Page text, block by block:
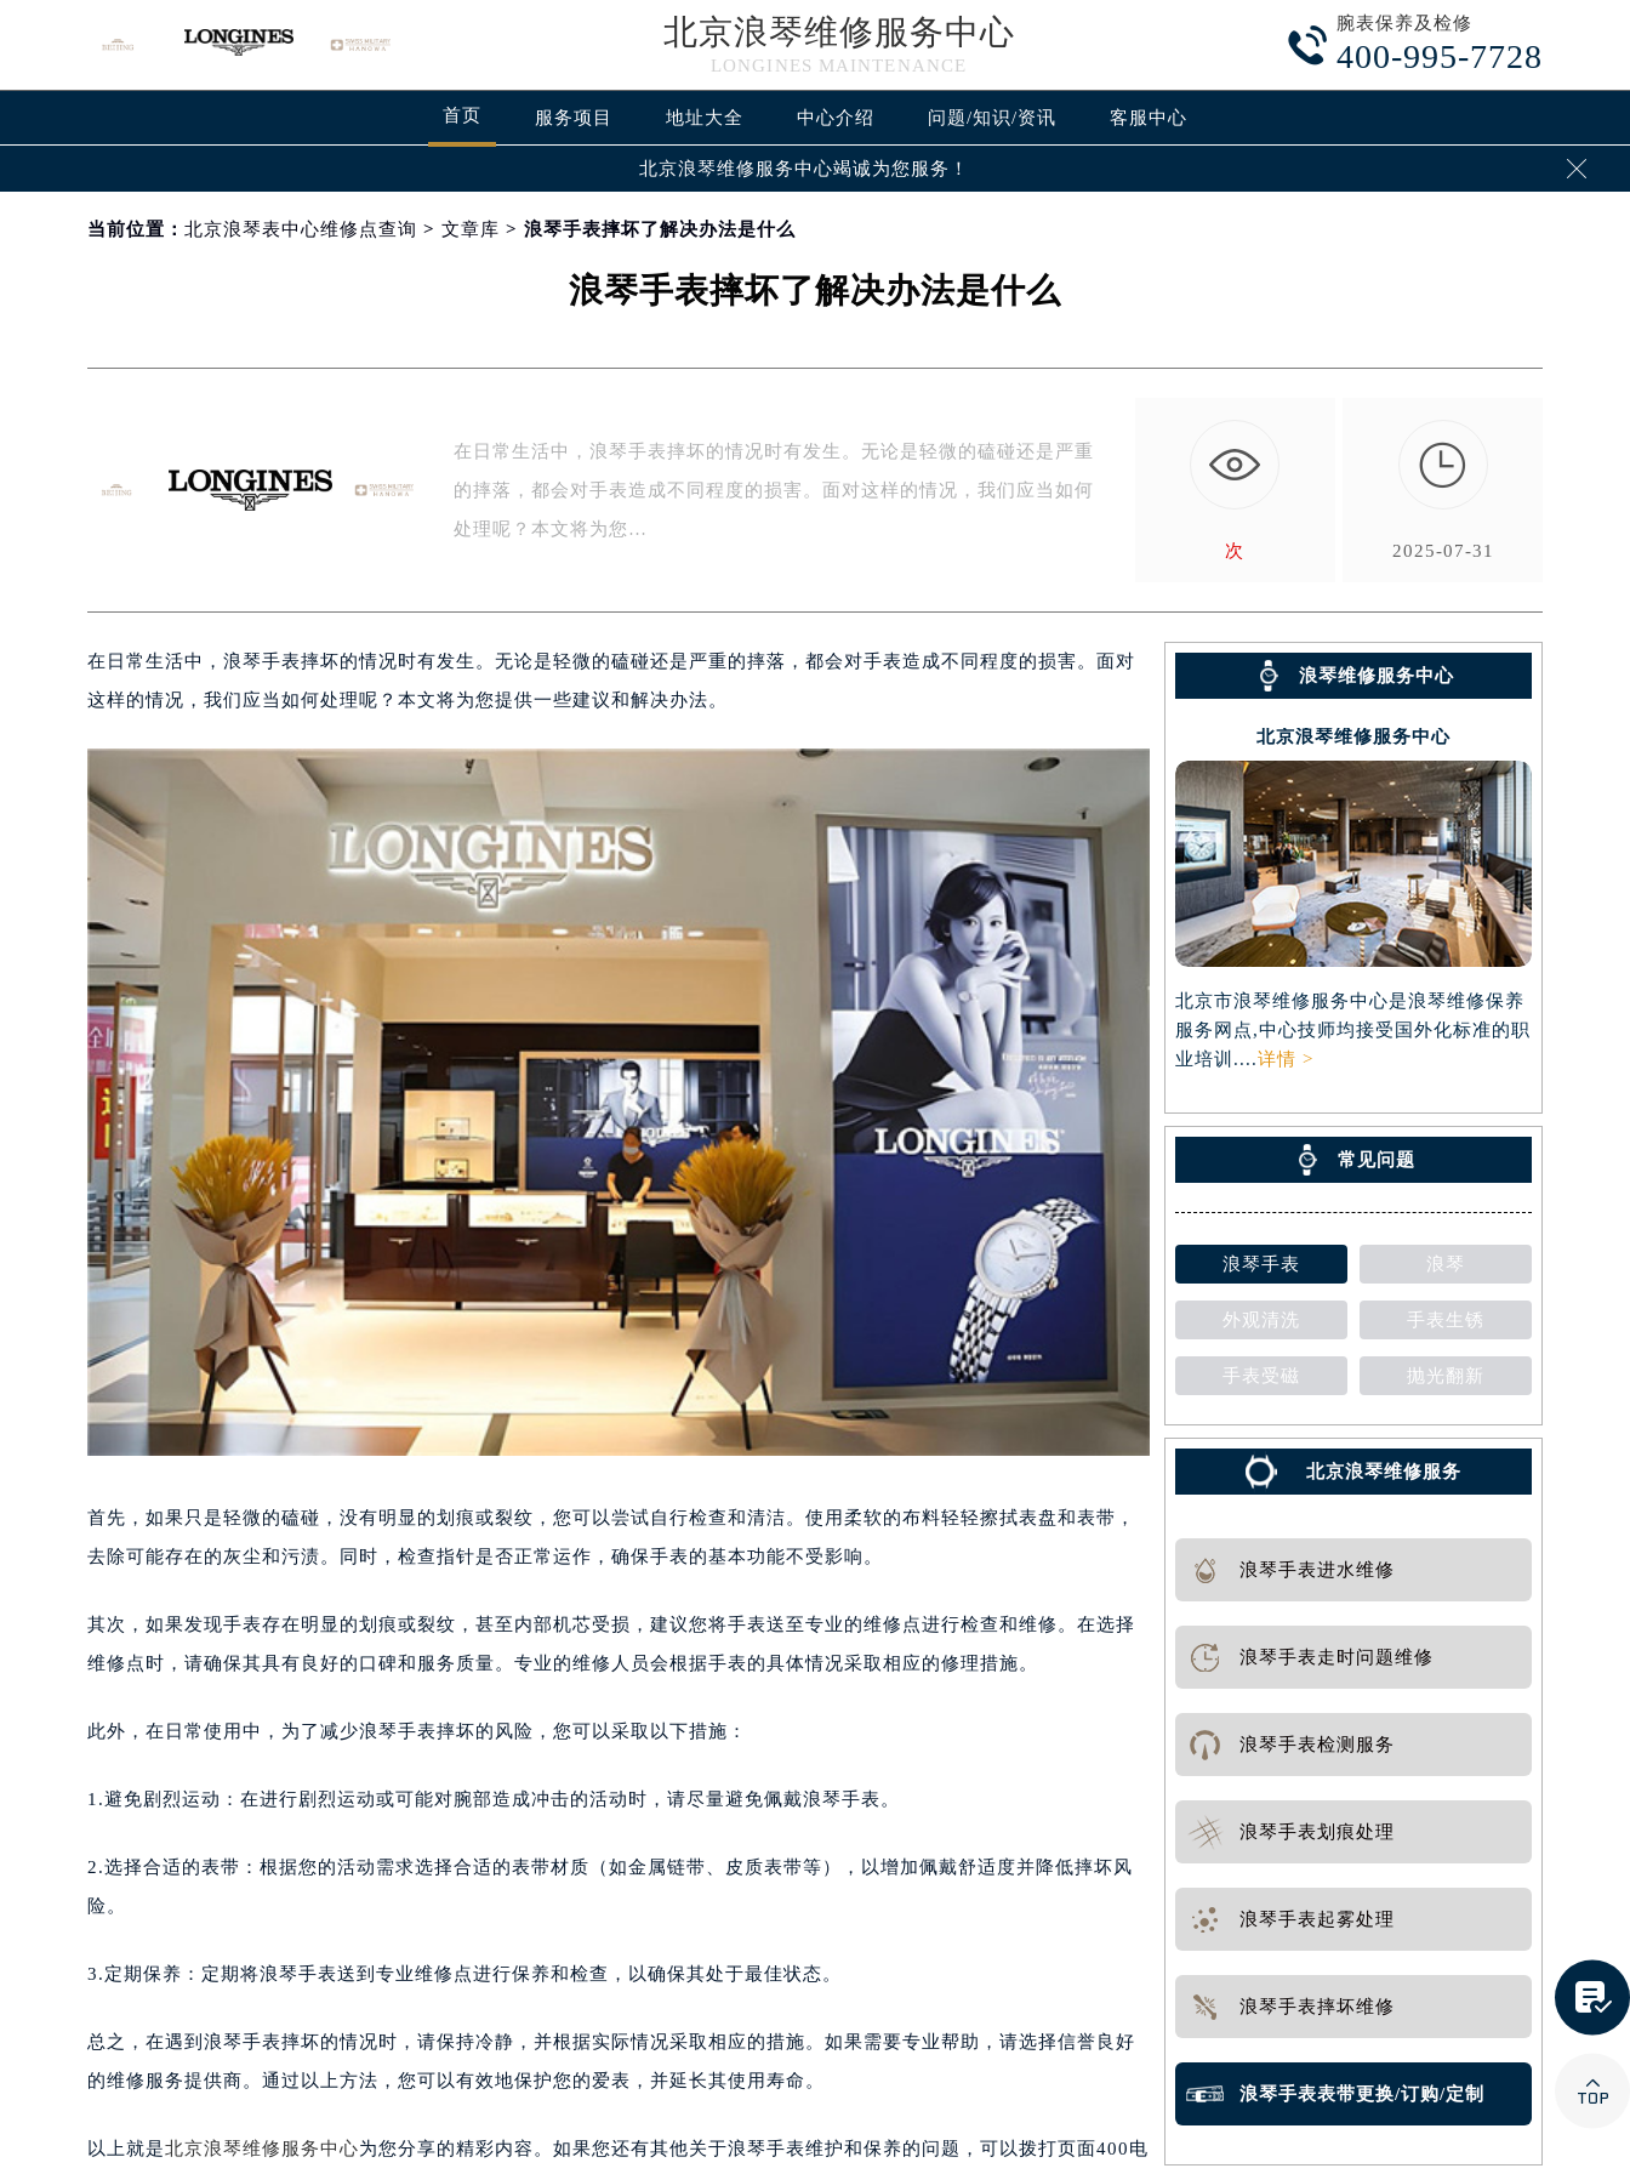
北京浪琴维修服务中心
LONGINES MAINTENANCE

腕表保养及检修
400-995-7728
首页 服务项目 地址大全 中心介绍 问题/知识/资讯 客服中心
北京浪琴维修服务中心竭诚为您服务！ 
当前位置： 北京浪琴表中心维修点查询 > 文章库 > 浪琴手表摔坏了解决办法是什么
浪琴手表摔坏了解决办法是什么
在日常生活中，浪琴手表摔坏的情况时有发生。无论是轻微的磕碰还是严重
的摔落，都会对手表造成不同程度的损害。面对这样的情况，我们应当如何
处理呢？本文将为您…
次

2025-07-31
在日常生活中，浪琴手表摔坏的情况时有发生。无论是轻微的磕碰还是严重的摔落，都会对手表造成不同程度的损害。面对
这样的情况，我们应当如何处理呢？本文将为您提供一些建议和解决办法。
首先，如果只是轻微的磕碰，没有明显的划痕或裂纹，您可以尝试自行检查和清洁。使用柔软的布料轻轻擦拭表盘和表带，
去除可能存在的灰尘和污渍。同时，检查指针是否正常运作，确保手表的基本功能不受影响。
其次，如果发现手表存在明显的划痕或裂纹，甚至内部机芯受损，建议您将手表送至专业的维修点进行检查和维修。在选择
维修点时，请确保其具有良好的口碑和服务质量。专业的维修人员会根据手表的具体情况采取相应的修理措施。
此外，在日常使用中，为了减少浪琴手表摔坏的风险，您可以采取以下措施：
1.避免剧烈运动：在进行剧烈运动或可能对腕部造成冲击的活动时，请尽量避免佩戴浪琴手表。
2.选择合适的表带：根据您的活动需求选择合适的表带材质（如金属链带、皮质表带等），以增加佩戴舒适度并降低摔坏风
险。
3.定期保养：定期将浪琴手表送到专业维修点进行保养和检查，以确保其处于最佳状态。
总之，在遇到浪琴手表摔坏的情况时，请保持冷静，并根据实际情况采取相应的措施。如果需要专业帮助，请选择信誉良好
的维修服务提供商。通过以上方法，您可以有效地保护您的爱表，并延长其使用寿命。
以上就是北京浪琴维修服务中心为您分享的精彩内容。如果您还有其他关于浪琴手表维护和保养的问题，可以拨打页面400电
浪琴维修服务中心
北京浪琴维修服务中心
北京市浪琴维修服务中心是浪琴维修保养
服务网点,中心技师均接受国外化标准的职
业培训....详情 >
常见问题
浪琴手表 浪琴
外观清洗 手表生锈
手表受磁 抛光翻新
北京浪琴维修服务
浪琴手表进水维修
浪琴手表走时问题维修
浪琴手表检测服务
浪琴手表划痕处理
浪琴手表起雾处理
浪琴手表摔坏维修
浪琴手表表带更换/订购/定制

